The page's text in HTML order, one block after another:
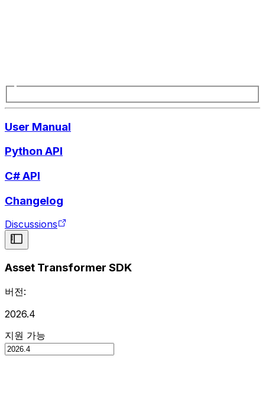
User Manual
Python API
C# API
Changelog
Discussions
Asset Transformer SDK
버전:
2026.4
지원 가능